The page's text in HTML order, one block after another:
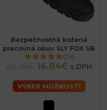
Bezpečnostná kožená
pracovná obuv SLY FOX SB
(2x)
16.84€ s DPH
VÝBER MOŽNOSTÍ